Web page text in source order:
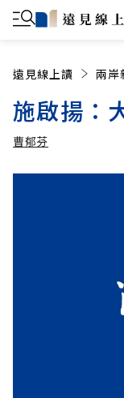
遠見線上讀 兩岸
施啟揚：
曹郁芬